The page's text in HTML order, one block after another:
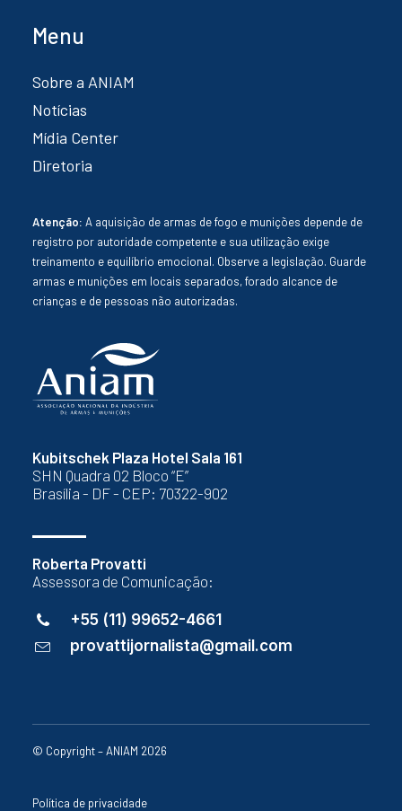
Kubitschek Plaza Hotel Sala 161
SHN Quadra 02 Bloco “E”
Brasília - DF - CEP: 70322-902
Roberta Provatti
Assessora de Comunicação:
+55 (11) 99652-4661
provattijornalista@gmail.com
Menu
Sobre a ANIAM
Notícias
Mídia Center
Diretoria
Atenção: A aquisição de armas de fogo e munições depende de
registro por autoridade competente e sua utilização exige
treinamento e equilíbrio emocional. Observe a legislação. Guarde
armas e munições em locais separados, forado alcance de
crianças e de pessoas não autorizadas.
© Copyright – ANIAM 2026
Política de privacidade